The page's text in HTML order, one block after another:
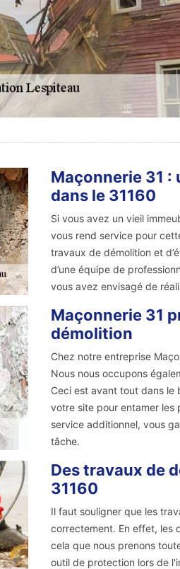
Maçonnerie 31
dans le 31160
Si vous avez un vieil
vous rend service pour
travaux de démolition et
d’une équipe de
vous avez envisagé de
Maçonnerie 31
démolition
Chez notre entreprise
Nous nous occupons
Ceci est avant tout dans le
votre site pour entamer les
service additionnel, vous
tâche.
Des travaux de
31160
Il faut souligner que les
correctement. En effet, les
cela que nous prenons
outil de protection lors de